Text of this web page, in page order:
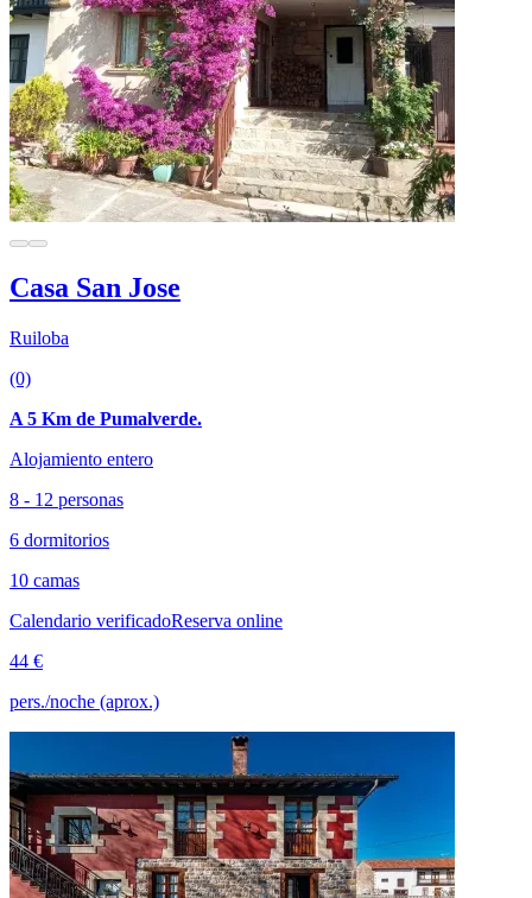
Casa San Jose
Ruiloba
(0)
A 5 Km de Pumalverde.
Alojamiento entero
8 - 12 personas
6 dormitorios
10 camas
Calendario verificadoReserva online
44 €
pers./noche (aprox.)